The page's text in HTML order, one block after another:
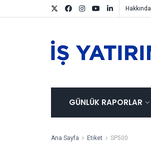
Hakkında
GÜNLÜK RAPORLAR
Ana Sayfa Etiket SP500